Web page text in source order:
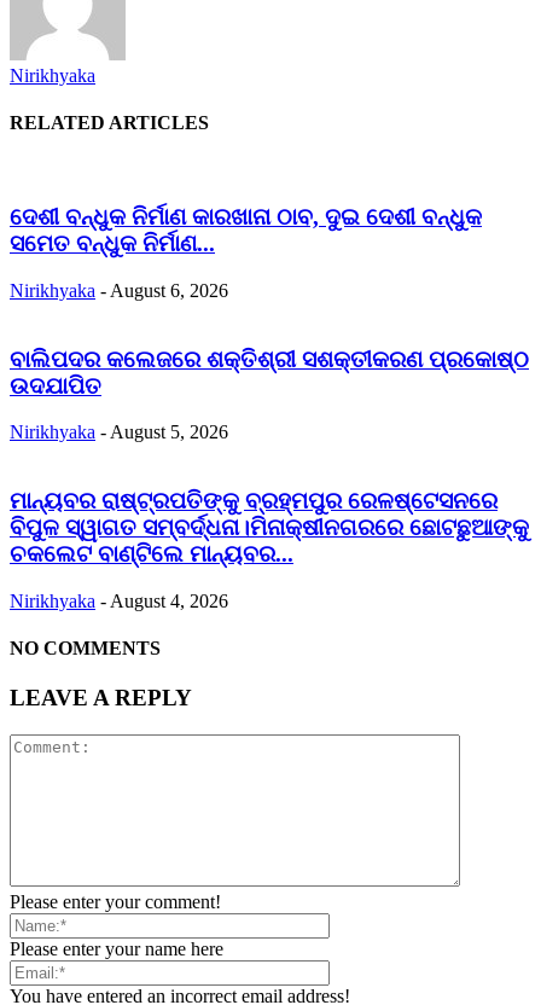
Nirikhyaka
RELATED ARTICLES
ଦେଶୀ ବନ୍ଧୁକ ନିର୍ମାଣ କାରଖାନା ଠାବ, ଦୁଇ ଦେଶୀ ବନ୍ଧୁକ
ସମେତ ବନ୍ଧୁକ ନିର୍ମାଣ...
Nirikhyaka - August 6, 2026
ବାଲିପଦର କଲେଜରେ ଶକ୍ତିଶ୍ରୀ ସଶକ୍ତୀକରଣ ପ୍ରକୋଷ୍ଠ
ଉଦଯାପିତ
Nirikhyaka - August 5, 2026
ମାନ୍ୟବର ରାଷ୍ଟ୍ରପତିଙ୍କୁ ବ୍ରହ୍ମପୁର ରେଳଷ୍ଟେସନରେ
ବିପୁଳ ସ୍ୱାଗତ ସମ୍ବର୍ଦ୍ଧନା।ମିନାକ୍ଷୀନଗରରେ ଛୋଟଛୁଆଙ୍କୁ
ଚକଲେଟ ବାଣ୍ଟିଲେ ମାନ୍ୟବର...
Nirikhyaka - August 4, 2026
NO COMMENTS
LEAVE A REPLY
Please enter your comment!
Please enter your name here
You have entered an incorrect email address!